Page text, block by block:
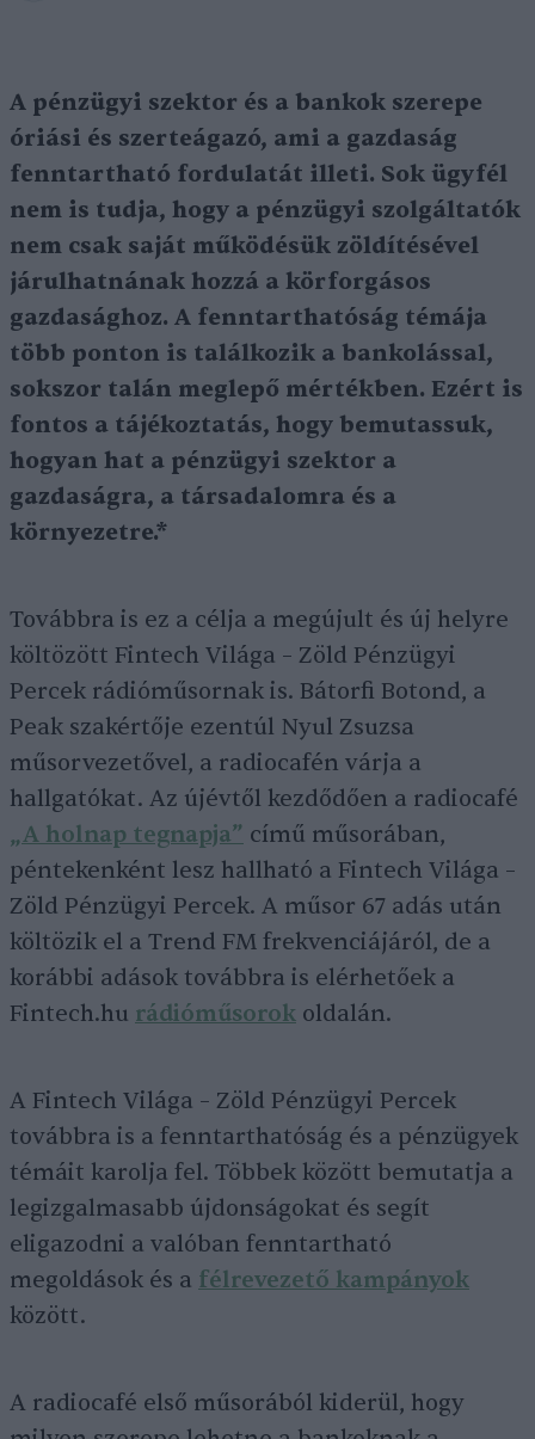
A pénzügyi szektor és a bankok szerepe
óriási és szerteágazó, ami a gazdaság
fenntartható fordulatát illeti. Sok ügyfél
nem is tudja, hogy a pénzügyi szolgáltatók
nem csak saját működésük zöldítésével
járulhatnának hozzá a körforgásos
gazdasághoz. A fenntarthatóság témája
több ponton is találkozik a bankolással,
sokszor talán meglepő mértékben. Ezért is
fontos a tájékoztatás, hogy bemutassuk,
hogyan hat a pénzügyi szektor a
gazdaságra, a társadalomra és a
környezetre.*
Továbbra is ez a célja a megújult és új helyre
költözött Fintech Világa – Zöld Pénzügyi
Percek rádióműsornak is. Bátorfi Botond, a
Peak szakértője ezentúl Nyul Zsuzsa
műsorvezetővel, a radiocafén várja a
hallgatókat. Az újévtől kezdődően a radiocafé
„A holnap tegnapja” című műsorában,
péntekenként lesz hallható a Fintech Világa –
Zöld Pénzügyi Percek. A műsor 67 adás után
költözik el a Trend FM frekvenciájáról, de a
korábbi adások továbbra is elérhetőek a
Fintech.hu rádióműsorok oldalán.
A Fintech Világa – Zöld Pénzügyi Percek
továbbra is a fenntarthatóság és a pénzügyek
témáit karolja fel. Többek között bemutatja a
legizgalmasabb újdonságokat és segít
eligazodni a valóban fenntartható
megoldások és a félrevezető kampányok
között.
A radiocafé első műsorából kiderül, hogy